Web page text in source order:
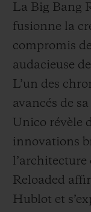
La Big Bang
fusionne la
compromis
audacieuse
L’un des
avancés de
Unico révèle
innovations
Reloaded
Hublot et